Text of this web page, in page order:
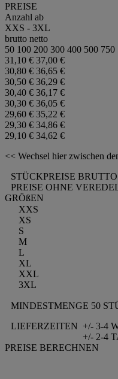
PREISE
Anzahl ab
XXS - 3XL
brutto netto
50 100 200 300 400 500 750
31,10 € 37,00 €
30,80 € 36,65 €
30,50 € 36,29 €
30,40 € 36,17 €
30,30 € 36,05 €
29,60 € 35,22 €
29,30 € 34,86 €
29,10 € 34,62 €
<< Wechsel hier zwischen
STÜCKPREISE
PREISE OHNE
GRÖßEN
XXS
XS
S
M
L
XL
XXL
3XL
MINDESTMENGE 50
LIEFERZEITEN +/- 3-4
+/- 2-4
PREISE BERECHNEN